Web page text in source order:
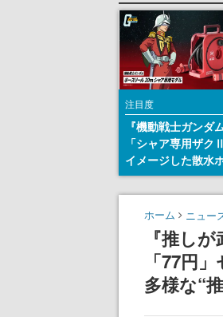
注目度
『機動戦士ガンダ
「シャア専用ザク
イメージした散水
リールが予約開始
にはシャアのパー
マークやジオン公
エンブレム、型式
どを配置
ホーム ニュー
『推し
「77円
多様な“